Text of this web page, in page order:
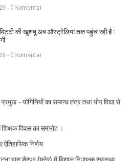
- 0 Komentar
मिट्टी की खुशबू अब ऑस्ट्रेलिया तक पहुंच रही है :
- 0 Komentar
प्रमुख - योगिनियों का सम्बन्ध तंत्र तथा योग विद्या से
दिवस का समारोह ।
ऐतिहासिक निर्णय